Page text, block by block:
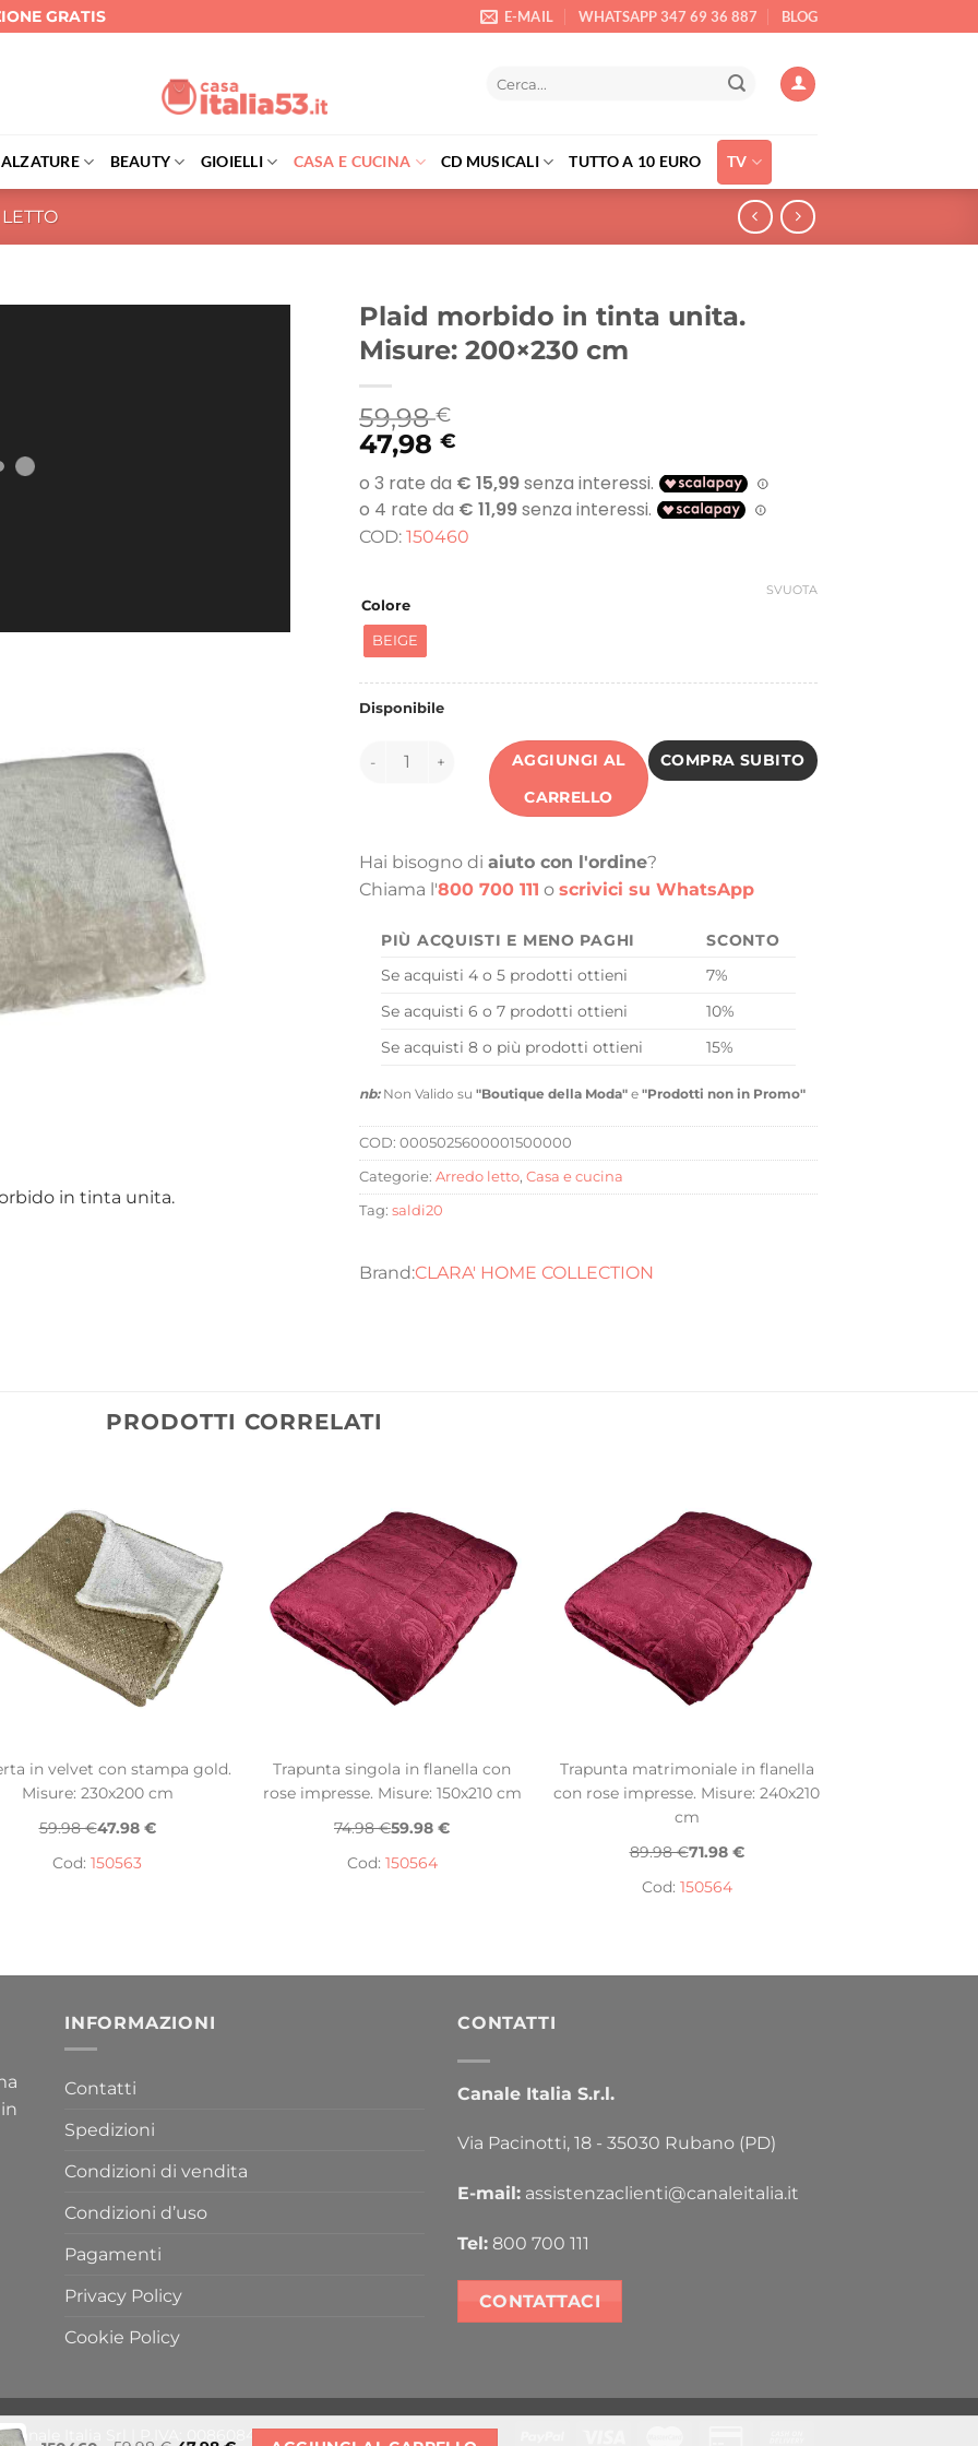
GRATIS E-MAIL WHATSAPP 347 69 36 887 BLOG
BEAUTY GIOIELLI CASA E CUCINA CD MUSICALI TUTTO A 10 EURO TV
in tinta unita.
Plaid morbido in tinta unita.
Misure: 200×230 cm
59,98€
47,98 €
COD: 150460
Colore
BEIGE
SVUOTA
Disponibile
150460 quantità
AGGIUNGI AL
CARRELLO
COMPRA SUBITO
Hai bisogno di aiuto con l'ordine?
Chiama l'800 700 111 o scrivici su WhatsApp
PIÙ ACQUISTI E MENO PAGHI
SCONTO
Se acquisti 4 o 5 prodotti ottieni
7%
Se acquisti 6 o 7 prodotti ottieni
10%
Se acquisti 8 o più prodotti ottieni
15%
nb:Non Valido su "Boutique della Moda" e "Prodotti non in Promo"
COD: 0005025600001500000
Categorie: Arredo letto, Casa e cucina
Tag: saldi20
CLARA' HOME COLLECTION
PRODOTTI CORRELATI
in velvet con stampa gold.
Misure: 230x200 cm
59.98 €47.98 €
Cod: 150563
Trapunta singola in flanella con
rose impresse. Misure: 150x210 cm
74.98 €59.98 €
Cod: 150564
Trapunta matrimoniale in flanella
con rose impresse. Misure: 240x210
cm
89.98 €71.98 €
Cod: 150564
INFORMAZIONI
Contatti
Spedizioni
Condizioni di vendita
Condizioni d’uso
Pagamenti
Privacy Policy
Cookie Policy
CONTATTI
Canale Italia S.r.l.
Via Pacinotti, 18 - 35030 Rubano (PD)
E-mail: assistenzaclienti@canaleitalia.it
Tel: 800 700 111
CONTATTACI
Italia Srl | P.IVA: 00860840289 | N. REA: PD170638